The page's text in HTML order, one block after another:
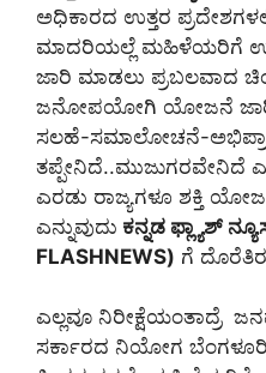
ಅಧಿಕಾರದ ಉತ್ತರ
ಮಾದರಿಯಲ್ಲೆ ಮಹಿಳೆಯರಿಗೆ
ಜಾರಿ ಮಾಡಲು ಪ್ರಬಲವಾದ
ಜನೋಪಯೋಗಿ ಯೋಜನೆ ಜಾರಿ
ಸಲಹೆ-ಸಮಾಲೋಚನೆ-
ತಪ್ಪೇನಿದೆ..ಮುಜುಗರವೇನಿದೆ
ಎರಡು ರಾಜ್ಯಗಳೂ ಶಕ್ತಿ
ಎನ್ನುವುದು ಕನ್ನಡ ಫ್ಲ್ಯಾಶ್
FLASHNEWS) ಗೆ
ಎಲ್ಲವೂ ನಿರೀಕ್ಷೆಯಂತಾದ್ರೆ
ಸರ್ಕಾರದ ನಿಯೋಗ